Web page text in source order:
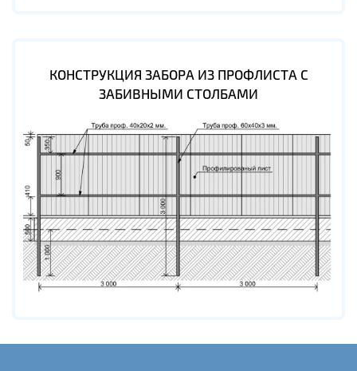
КОНСТРУКЦИЯ ЗАБОРА ИЗ ПРОФЛИСТА С
ЗАБИВНЫМИ СТОЛБАМИ